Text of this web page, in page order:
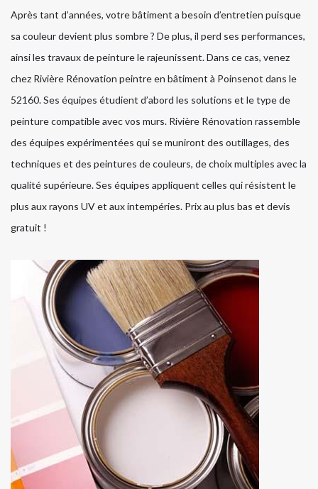
Après tant d’années, votre bâtiment a besoin d’entretien puisque
sa couleur devient plus sombre ? De plus, il perd ses performances,
ainsi les travaux de peinture le rajeunissent. Dans ce cas, venez
chez Rivière Rénovation peintre en bâtiment à Poinsenot dans le
52160. Ses équipes étudient d’abord les solutions et le type de
peinture compatible avec vos murs. Rivière Rénovation rassemble
des équipes expérimentées qui se muniront des outillages, des
techniques et des peintures de couleurs, de choix multiples avec la
qualité supérieure. Ses équipes appliquent celles qui résistent le
plus aux rayons UV et aux intempéries. Prix au plus bas et devis
gratuit !